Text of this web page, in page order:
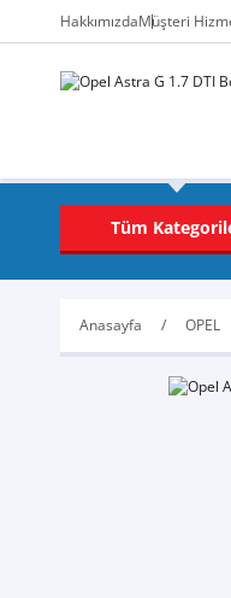
HakkımızdaMüşteri
Tüm
Anasayfa OPEL